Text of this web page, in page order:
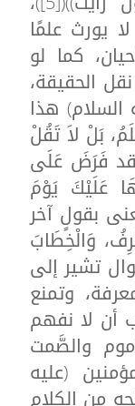
يورث علمًا
كما لو
الحقيقة،
السلام) هذا
بَلْ لاَ تَقُلْ
قد فَرَضَ عَلَى
عَلَيْكَ يَوْمَ
بقولٍ آخر
وَالْخِطَابَ
الأقوال تشير إلى
وتمنع
أن لا نفهم
والصَّمت
(عليه
من الكلام